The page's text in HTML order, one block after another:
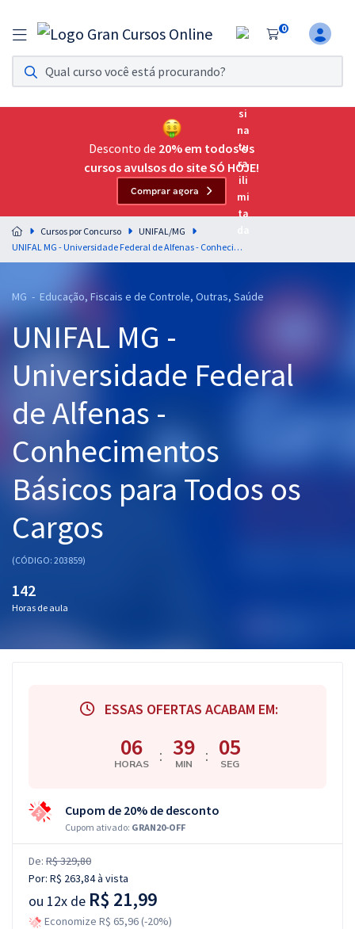
0
Assinatura Ilimitada 11
Acesso a todos os cursos. Teste grátis por 7 dias!
Assinatura OAB Até Passar
Acesso ilimitado a toda preparação para o Exame da
Residências Multiprofissionais
Preparação completa e intensiva para as principais
residências em saúde do Brasil
Cursos 20% OFF
Graduação
OAB
Mentorias
Questões grátis
Aprovados
Desconto de 20% em todos os
cursos avulsos do site SÓ HOJE!
Comprar agora
Cursos por Concurso
UNIFAL/MG
UNIFAL MG - Universidade Federal de Alfenas - Conhecimentos Básicos para Todos os Cargos
MG - Educação, Fiscais e de Controle, Outras, Saúde
UNIFAL MG -
Universidade Federal
de Alfenas -
Conhecimentos
Básicos para Todos os
Cargos
(CÓDIGO: 203859)
142
Horas de aula
ESSAS OFERTAS ACABAM EM:
06
HORAS : 39
MIN : 04
SEG
Cupom de 20% de desconto
Cupom ativado: GRAN20-OFF
De: R$ 329,80
Por: R$ 263,84à vista
ou 12x de R$ 21,99
Economize R$ 65,96 (-20%)